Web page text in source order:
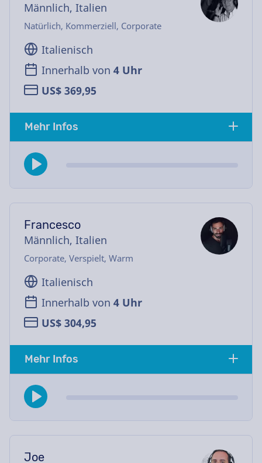
Männlich, Italien
Natürlich, Kommerziell, Corporate
Italienisch
Innerhalb von 4 Uhr
US$ 369,95
Mehr Infos
Francesco
Männlich, Italien
Corporate, Verspielt, Warm
Italienisch
Innerhalb von 4 Uhr
US$ 304,95
Mehr Infos
Joe